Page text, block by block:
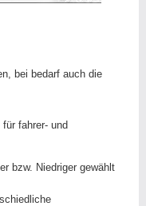
bei bedarf auch die
fahrer- und
bzw. Niedriger gewählt